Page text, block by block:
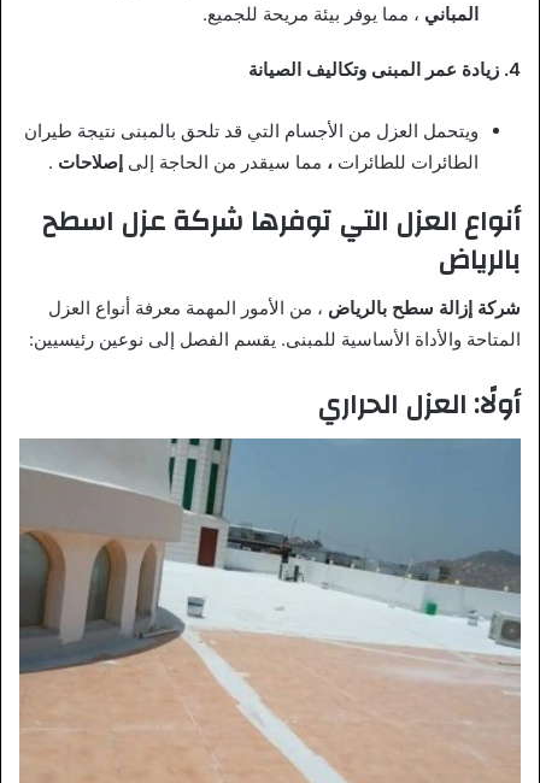
المباني ، مما يوفر بيئة مريحة للجميع.
4. زيادة عمر المبنى وتكاليف الصيانة
ويتحمل العزل من الأجسام التي قد تلحق بالمبنى نتيجة طيران
الطائرات للطائرات ، مما سيقدر من الحاجة إلى إصلاحات .
أنواع العزل التي توفرها شركة عزل اسطح
بالرياض
شركة إزالة سطح بالرياض ، من الأمور المهمة معرفة أنواع العزل
المتاحة والأداة الأساسية للمبنى. يقسم الفصل إلى نوعين رئيسيين:
أولًا: العزل الحراري